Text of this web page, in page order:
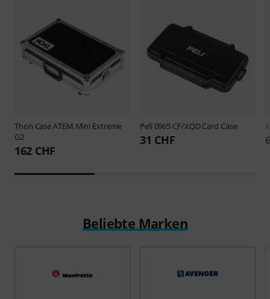
Thon Case ATEM Mini Extreme
G2
162 CHF
Peli 0965 CF/XQD Card Case
31 CHF
Beliebte Marken